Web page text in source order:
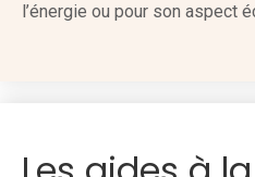
l’énergie ou pour son aspect